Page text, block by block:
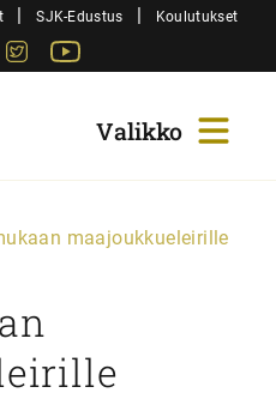
| SJK-Edustus | Koulutukset
Instagram
Twitter
maajoukkueleirille